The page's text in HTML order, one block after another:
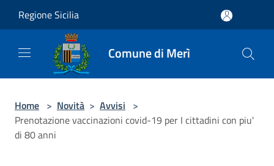
Regione Sicilia
Comune di Merì
Home > Novità > Avvisi >
Prenotazione vaccinazioni covid-19 per I cittadini con piu'
di 80 anni